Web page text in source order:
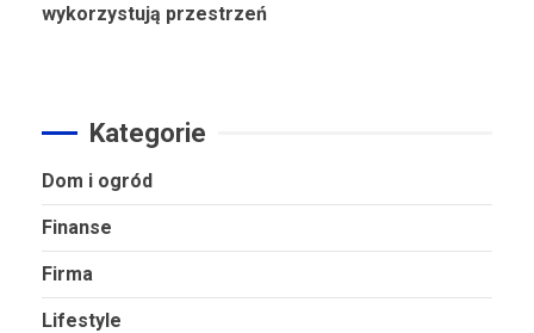
wykorzystują przestrzeń
Kategorie
Dom i ogród
Finanse
Firma
Lifestyle